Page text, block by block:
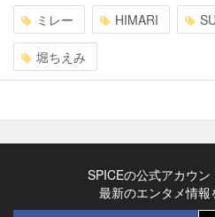
ミレー HIMARI
堀ちえみ
SPICEの公式アカウ
最新のエンタメ情報